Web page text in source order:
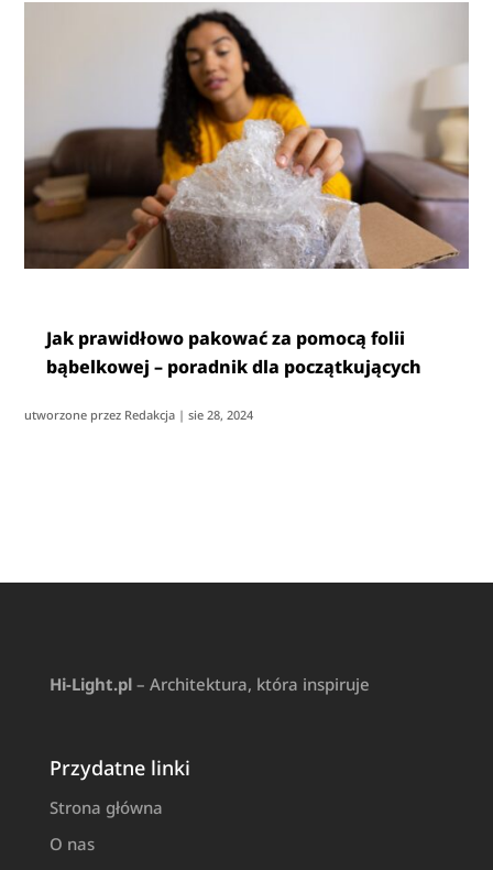
Jak prawidłowo pakować za pomocą folii
bąbelkowej – poradnik dla początkujących
utworzone przez Redakcja |sie 28, 2024
Hi-Light.pl– Architektura, która inspiruje
Przydatne linki
Strona główna
O nas